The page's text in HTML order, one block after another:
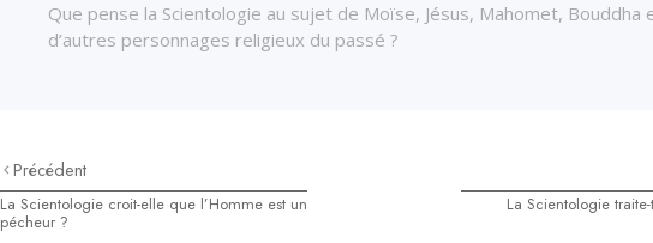
Que pense la Scientologie au sujet de Moïse, Jésus, Mahomet, Bouddha
d’autres personnages religieux du passé ?
Précédent
La Scientologie croit-elle que l’Homme est un
pécheur ?
La Scientologie